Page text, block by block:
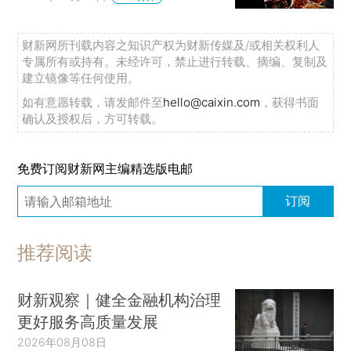
财新网所刊载内容之知识产权为财新传媒及/或相关权利人
专属所有或持有。未经许可，禁止进行转载、摘编、复制及
建立镜像等任何使用。
如有意愿转载，请发邮件至hello@caixin.com ，获得书面
确认及授权后，方可转载。
免费订阅财新网主编精选版电邮
订阅
推荐阅读
财新观察｜健全金融机构治理
更好服务高质量发展
2026年08月08日